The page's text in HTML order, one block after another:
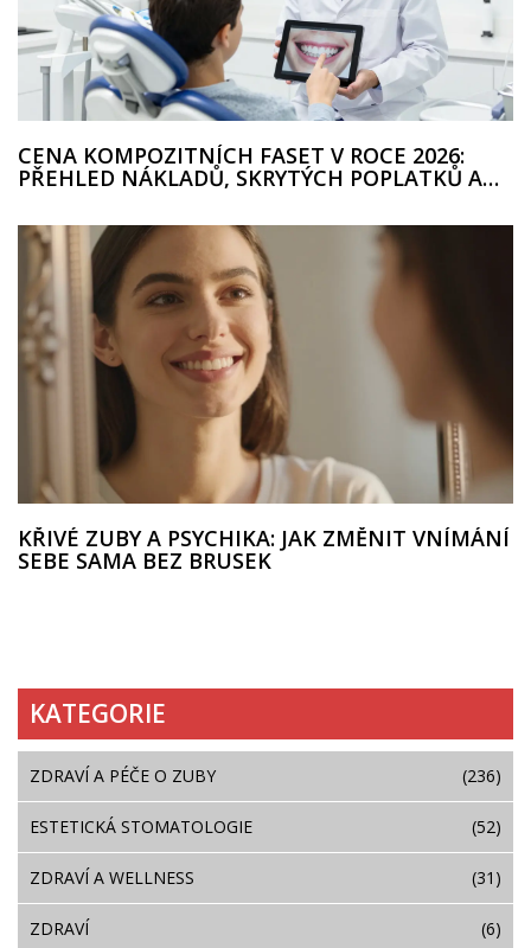
CENA KOMPOZITNÍCH FASET V ROCE 2026:
PŘEHLED NÁKLADŮ, SKRYTÝCH POPLATKŮ A
KŘIVÉ ZUBY A PSYCHIKA: JAK ZMĚNIT VNÍMÁNÍ
SEBE SAMA BEZ BRUSEK
KATEGORIE
ZDRAVÍ A PÉČE O ZUBY (236)
ESTETICKÁ STOMATOLOGIE (52)
ZDRAVÍ A WELLNESS (31)
ZDRAVÍ (6)